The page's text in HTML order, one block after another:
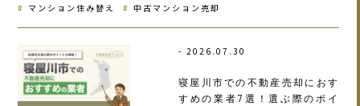
マンション住み替え 中古マンション売却
2026.07.30
寝屋川市での不動産売却におす
すめの業者7選！選ぶ際のポイ